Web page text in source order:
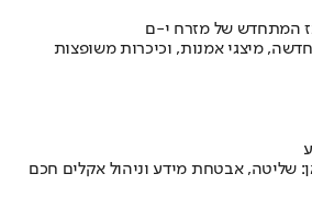
המתחדש של מזרח י-ם
מיצגי אמנות, וכיכרות משופצות
שליטה, אבטחת מידע וניהול אקלים חכם